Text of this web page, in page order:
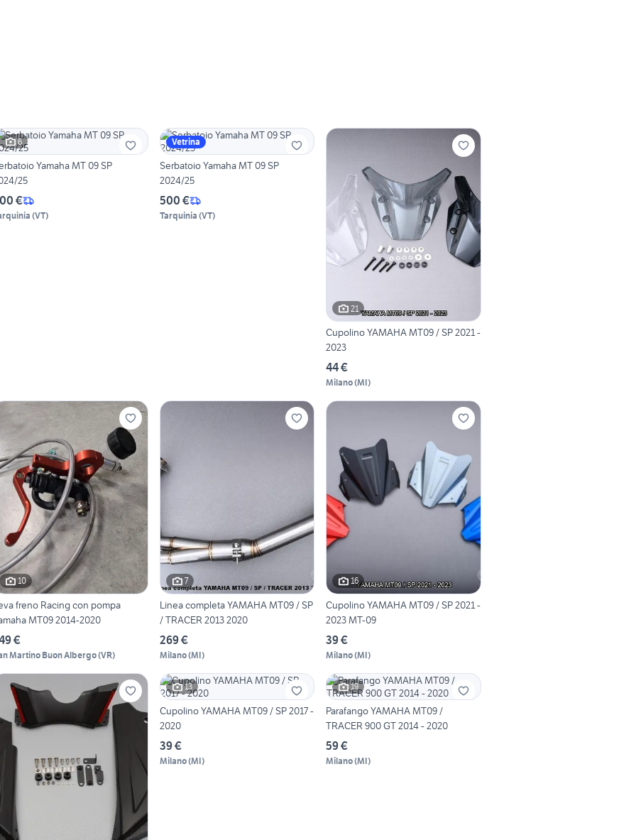
6
Yamaha MT 09 SP
25
€
(VT)
Vetrina
Serbatoio Yamaha MT 09 SP
2024/25
500 €
Tarquinia (VT)
21
Cupolino YAMAHA MT09 / SP 2021 -
2023
44 €
Milano(MI)
10
freno Racing con pompa
MT09 2014-2020
€
Martino Buon Albergo(VR)
7
Linea completa YAMAHA MT09 / SP
/ TRACER 2013 2020
269 €
Milano(MI)
16
Cupolino YAMAHA MT09 / SP 2021 -
2023 MT-09
39 €
Milano(MI)
13
Cupolino YAMAHA MT09 / SP 2017 -
2020
39 €
Milano(MI)
19
Parafango YAMAHA MT09 /
TRACER 900 GT 2014 - 2020
59 €
Milano(MI)